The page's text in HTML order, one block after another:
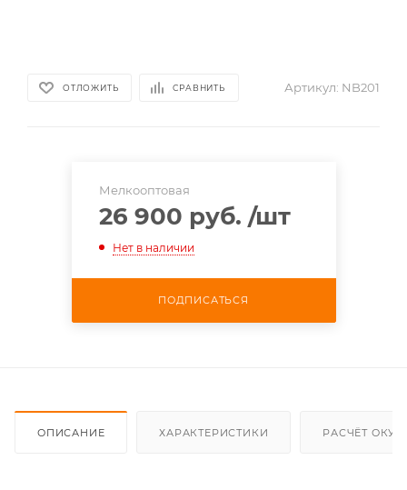
ОТЛОЖИТЬ СРАВНИТЬ Артикул: NB201
Мелкооптовая
26 900 руб. /шт
Нет в наличии
ПОДПИСАТЬСЯ
ОПИСАНИЕ ХАРАКТЕРИСТИКИ РАСЧЁТ